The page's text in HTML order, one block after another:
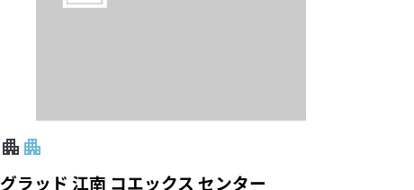
グラッド 江南 コエックス センター